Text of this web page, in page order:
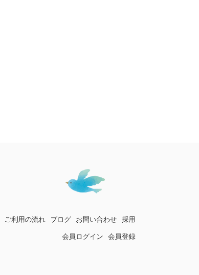
ご利用の流れ ブログ お問い合わせ 採用
会員ログイン 会員登録